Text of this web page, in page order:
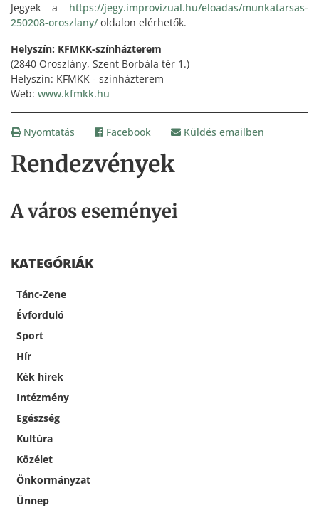
Rendezvények
A város eseményei
KATEGÓRIÁK
Tánc-Zene
Évforduló
Sport
Hír
Kék hírek
Intézmény
Egészség
Kultúra
Közélet
Önkormányzat
Ünnep
Jegyek a https://jegy.improvizual.hu/eloadas/munkatarsas-
250208-oroszlany/ oldalon elérhetők.
Helyszín: KFMKK-színházterem
(2840 Oroszlány, Szent Borbála tér 1.)
Helyszín: KFMKK - színházterem
Web: www.kfmkk.hu
Nyomtatás Facebook Küldés emailben